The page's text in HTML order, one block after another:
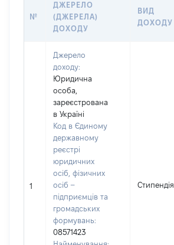
№
ДЖЕРЕЛО
(ДЖЕРЕЛА)
ДОХОДУ
ВИД
ДОХОДУ
1
Джерело
доходу:
Юридична
особа,
зареєстрована
в Україні
Код в Єдиному
державному
реєстрі
юридичних
осіб, фізичних
осіб –
підприємців та
громадських
формувань:
08571423
Стипендія